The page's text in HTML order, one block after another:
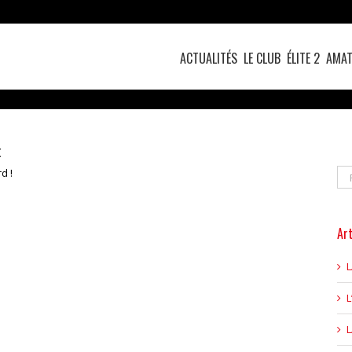
ACTUALITÉS LE CLUB ÉLITE 2
!